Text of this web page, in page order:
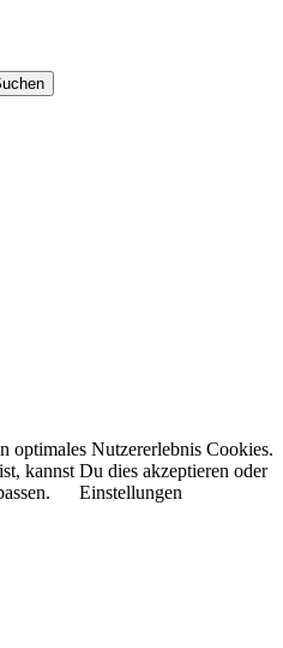
optimales Nutzererlebnis Cookies.
kannst Du dies akzeptieren oder
Einstellungen